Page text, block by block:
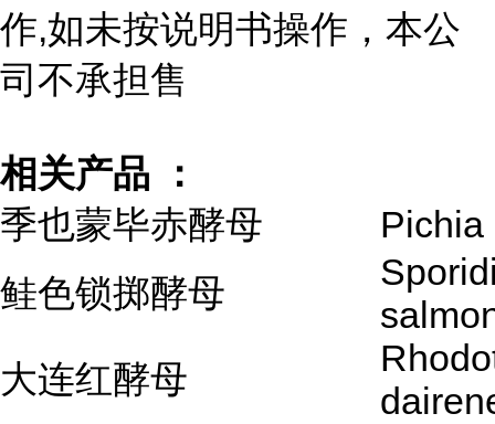
作,如未按说明书操作，本公
司不承担售
相关产品 ：
季也蒙毕赤酵母
鲑色锁掷酵母
大连红酵母